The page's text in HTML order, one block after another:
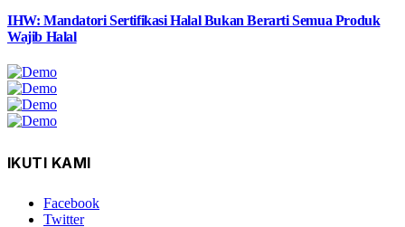
IHW: Mandatori Sertifikasi Halal Bukan Berarti Semua Produk
Wajib Halal
IKUTI KAMI
Facebook
Twitter